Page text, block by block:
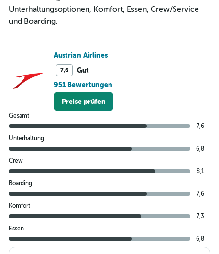
0
300.
Unterhaltungsoptionen, Komfort, Essen, Crew/Service
und Boarding.
Austrian Airlines
7,6
Gut
951 Bewertungen
Preise prüfen
Gesamt
7,6
Unterhaltung
6,8
Crew
8,1
Boarding
7,6
Komfort
7,3
Essen
6,8